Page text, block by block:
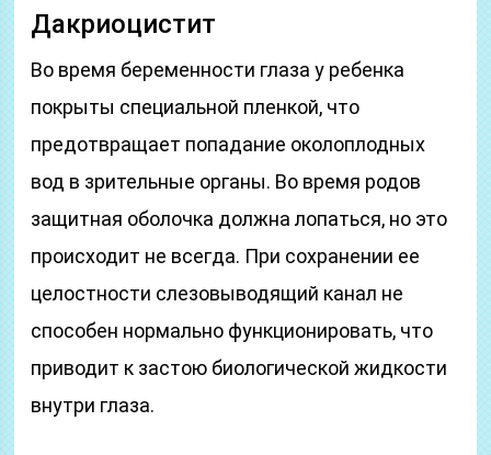
Дакриоцистит
Во время беременности глаза у ребенка
покрыты специальной пленкой, что
предотвращает попадание околоплодных
вод в зрительные органы. Во время родов
защитная оболочка должна лопаться, но это
происходит не всегда. При сохранении ее
целостности слезовыводящий канал не
способен нормально функционировать, что
приводит к застою биологической жидкости
внутри глаза.